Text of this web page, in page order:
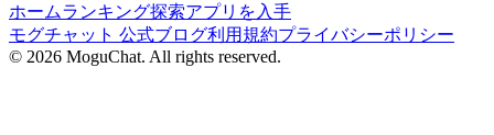
ホームランキング探索アプリを入手
モグチャット 公式ブログ利用規約プライバシーポリシー
© 2026 MoguChat. All rights reserved.